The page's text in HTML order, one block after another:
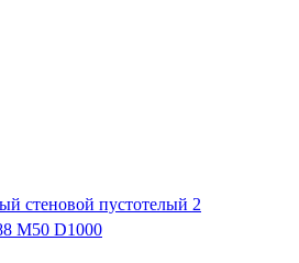
стеновой пустотелый 2
M50 D1000